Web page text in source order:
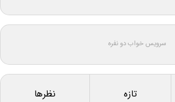
سرویس خواب دو نفره
تازه نظرها